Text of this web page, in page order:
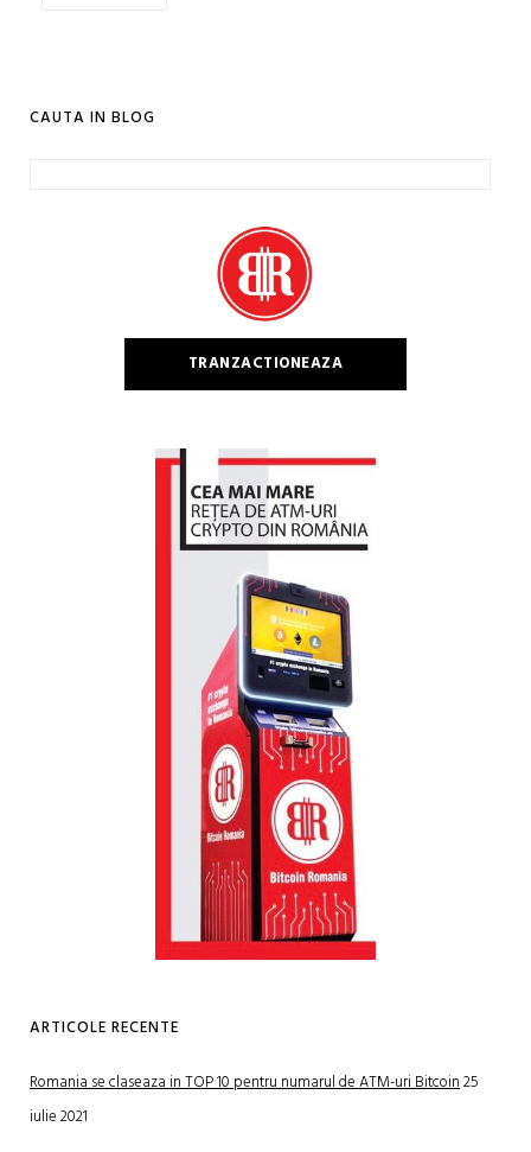
CAUTA IN BLOG
TRANZACTIONEAZA
ARTICOLE RECENTE
Romania se claseaza in TOP 10 pentru numarul de ATM-uri Bitcoin25
iulie 2021